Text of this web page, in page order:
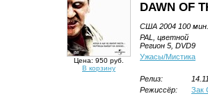
Цена: 950 руб.
В корзину
DAWN OF
США 2004 100 мин.
PAL, цветной
Регион 5, DVD9
Ужасы/Мистика
Релиз:
Режиссёр:
Зак